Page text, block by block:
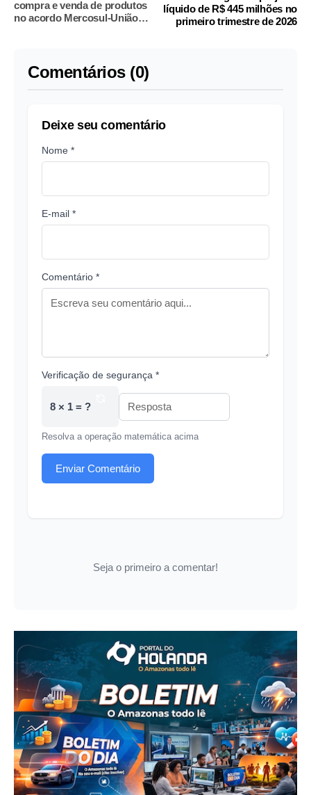
compra e venda de produtos
no acordo Mercosul-União
líquido de R$ 445 milhões no
primeiro trimestre de 2026
Comentários (0)
Deixe seu comentário
Nome *
E-mail *
Comentário *
Verificação de segurança *
8 × 1 = ?
Resolva a operação matemática acima
Enviar Comentário
Seja o primeiro a comentar!